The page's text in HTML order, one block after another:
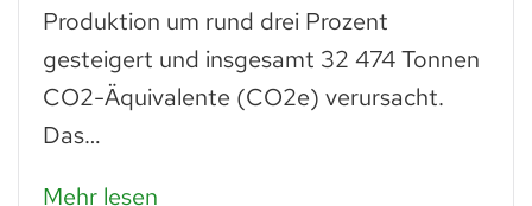
wie frisches. Man muss einfach wissen,
was man daraus zubereiten kann: zu
Paniermehl verarbeitet, lassen…